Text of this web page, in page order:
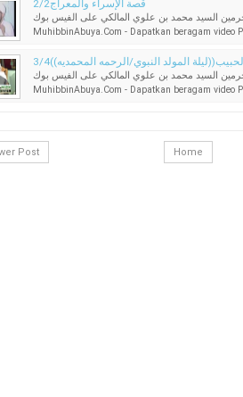
قصة الإسراء والمعراج2/2
السيد محمد بن علوي المالكي على الفيس بوك
MuhibbinAbuya.Com - Dapatkan beragam video
المولد النبوي/الرحمه المحمديه))3/4
السيد محمد بن علوي المالكي على الفيس بوك
MuhibbinAbuya.Com - Dapatkan beragam video
Post Home